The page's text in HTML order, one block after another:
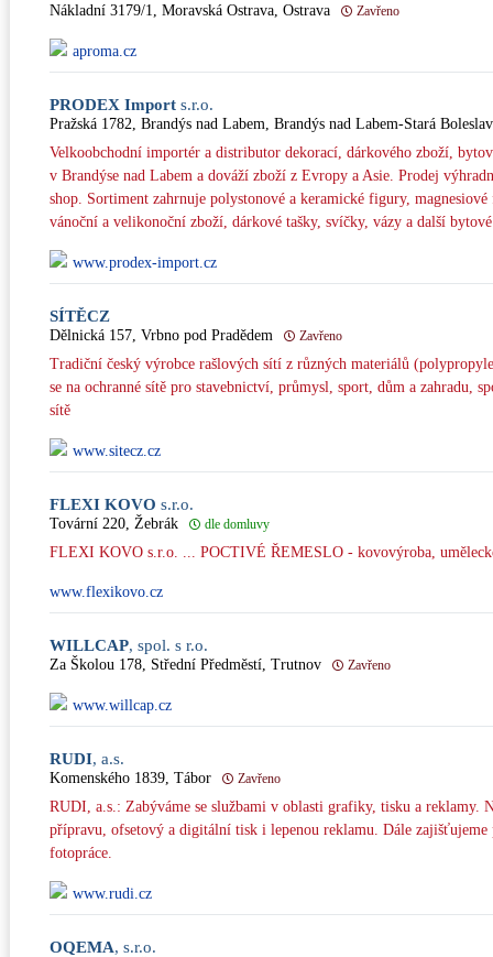
Nákladní 3179/1, Moravská Ostrava, Ostrava Zavřeno
aproma.cz
PRODEX Import s.r.o.
Pražská 1782, Brandýs nad Labem, Brandýs nad Labem-Stará Boleslav
Velkoobchodní importér a distributor dekorací, dárkového zboží,
v Brandýse nad Labem a dováží zboží z Evropy a Asie. Prodej
shop. Sortiment zahrnuje polystonové a keramické figury,
vánoční a velikonoční zboží, dárkové tašky, svíčky, vázy a další
www.prodex-import.cz
SÍTĚCZ
Dělnická 157, Vrbno pod Pradědem Zavřeno
Tradiční český výrobce rašlových sítí z různých materiálů
se na ochranné sítě pro stavebnictví, průmysl, sport, dům a zahradu,
sítě
www.sitecz.cz
FLEXI KOVO s.r.o.
Tovární 220, Žebrák dle domluvy
FLEXI KOVO s.r.o. ... POCTIVÉ ŘEMESLO - kovovýroba,
www.flexikovo.cz
WILLCAP, spol. s r.o.
Za Školou 178, Střední Předměstí, Trutnov Zavřeno
www.willcap.cz
RUDI, a.s.
Komenského 1839, Tábor Zavřeno
RUDI, a.s.: Zabýváme se službami v oblasti grafiky, tisku a reklamy.
přípravu, ofsetový a digitální tisk i lepenou reklamu. Dále zajišťujeme
fotopráce.
www.rudi.cz
OQEMA, s.r.o.